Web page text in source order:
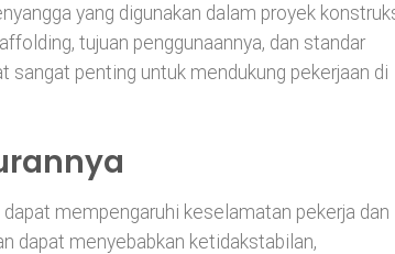
yang digunakan dalam proyek
tujuan penggunaannya, dan standar
sangat penting untuk mendukung pekerjaan di
mempengaruhi keselamatan pekerja dan
dapat menyebabkan ketidakstabilan,